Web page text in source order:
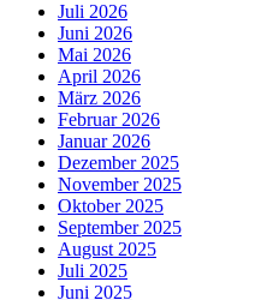
Juli 2026
Juni 2026
Mai 2026
April 2026
März 2026
Februar 2026
Januar 2026
Dezember 2025
November 2025
Oktober 2025
September 2025
August 2025
Juli 2025
Juni 2025